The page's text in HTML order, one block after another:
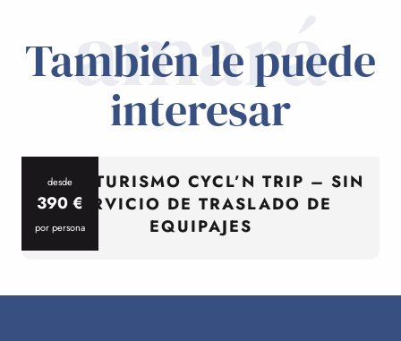
amará
También le puede
interesar
desde
390€
por persona
CICLOTURISMO CYCL’N TRIP – SIN
SERVICIO DE TRASLADO DE
EQUIPAJES